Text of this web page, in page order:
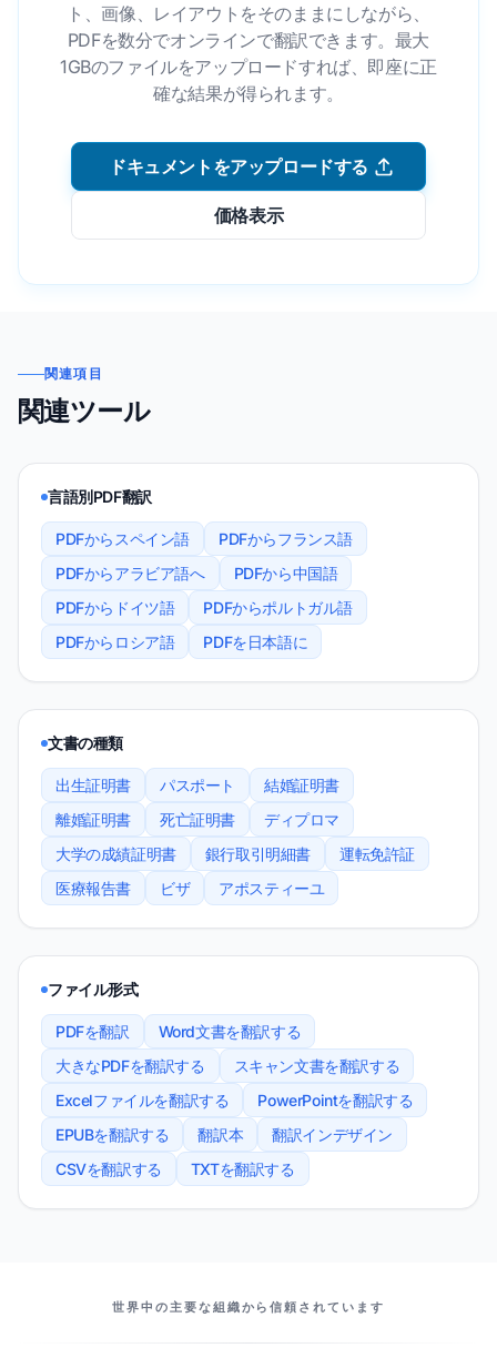
ト、画像、レイアウトをそのままにしながら、
PDFを数分でオンラインで翻訳できます。最大
1GBのファイルをアップロードすれば、即座に正
確な結果が得られます。
ドキュメントをアップロードする
価格表示
関連項目
関連ツール
言語別PDF翻訳
PDFからスペイン語
PDFからフランス語
PDFからアラビア語へ
PDFから中国語
PDFからドイツ語
PDFからポルトガル語
PDFからロシア語
PDFを日本語に
文書の種類
出生証明書 パスポート
結婚証明書
離婚証明書
死亡証明書
ディプロマ
大学の成績証明書
銀行取引明細書
運転免許証
医療報告書
ビザ アポスティーユ
ファイル形式
PDFを翻訳
Word文書を翻訳する
大きなPDFを翻訳する
スキャン文書を翻訳する
Excelファイルを翻訳する
PowerPointを翻訳する
EPUBを翻訳する
翻訳本
翻訳インデザイン
CSVを翻訳する
TXTを翻訳する
当社のパートナー世界中の主要な組織から信頼されています